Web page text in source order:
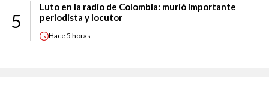
5
Luto en la radio de Colombia: murió importante
periodista y locutor
Hace5 horas